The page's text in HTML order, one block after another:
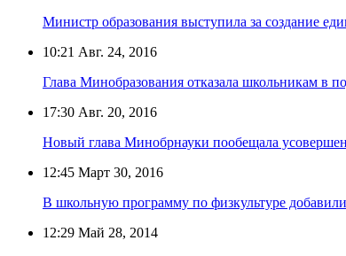
Министр образования выступила за создание
10:21 Авг. 24, 2016
Глава Минобразования отказала школьникам в
17:30 Авг. 20, 2016
Новый глава Минобрнауки пообещала
12:45 Март 30, 2016
В школьную программу по физкультуре
12:29 Май 28, 2014